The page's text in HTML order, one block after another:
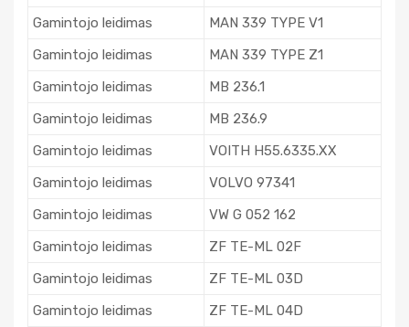
Gamintojo leidimas
MAN 339 TYPE V1
Gamintojo leidimas
MAN 339 TYPE Z1
Gamintojo leidimas
MB 236.1
Gamintojo leidimas
MB 236.9
Gamintojo leidimas
VOITH H55.6335.XX
Gamintojo leidimas
VOLVO 97341
Gamintojo leidimas
VW G 052 162
Gamintojo leidimas
ZF TE-ML 02F
Gamintojo leidimas
ZF TE-ML 03D
Gamintojo leidimas
ZF TE-ML 04D